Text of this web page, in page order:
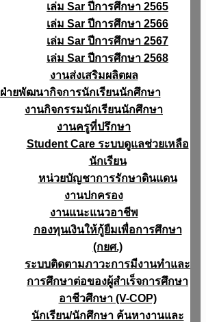
เล่ม Sar ปีการศึกษา 2565
เล่ม Sar ปีการศึกษา 2566
เล่ม Sar ปีการศึกษา 2567
เล่ม Sar ปีการศึกษา 2568
งานส่งเสริมผลิตผล
ฝ่ายพัฒนากิจการนักเรียนนักศึกษา
งานกิจกรรมนักเรียนนักศึกษา
งานครูที่ปรึกษา
Student Care ระบบดูแลช่วยเหลือ
นักเรียน
หน่วยบัญชาการรักษาดินแดน
งานปกครอง
งานแนะแนวอาชีพ
กองทุนเงินให้กู้ยืมเพื่อการศึกษา
(กยศ.)
ระบบติดตามภาวะการมีงานทำและ
การศึกษาต่อของผู้สำเร็จการศึกษา
อาชีวศึกษา (V-COP)
นักเรียน/นักศึกษา ค้นหางานและ